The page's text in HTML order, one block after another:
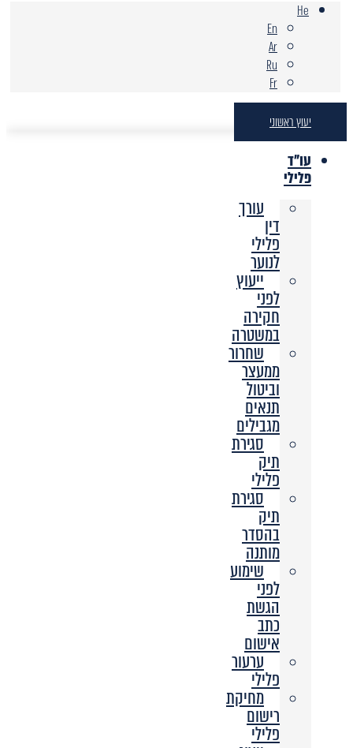
He
En
Ar
Ru
Fr
יעוץ ראשוני
עו"ד
פלילי
עורך
דין
פלילי
לנוער
ייעוץ
לפני
חקירה
במשטרה
שחרור
ממעצר
וביטול
תנאים
מגבילים
סגירת
תיק
פלילי
סגירת
תיק
בהסדר
מותנה
שימוע
לפני
הגשת
כתב
אישום
ערעור
פלילי
מחיקת
רישום
פלילי